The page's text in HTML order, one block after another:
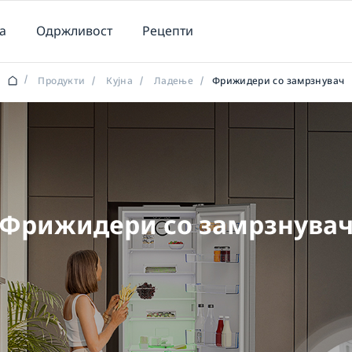
Одржливост Рецепти
/ Продукти / Кујна / Ладење / Фрижидери со замрзнувач
Фрижидери со замрзнувач